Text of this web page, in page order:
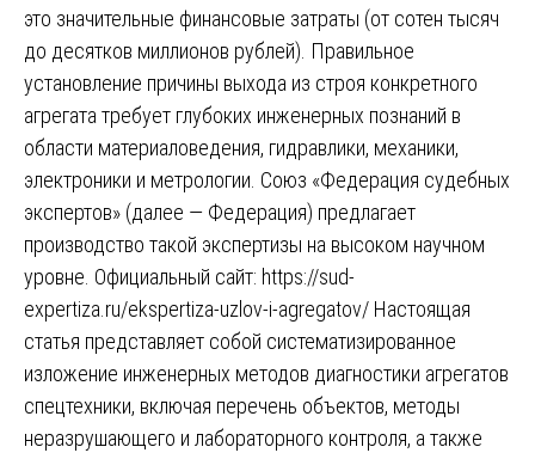
это значительные финансовые затраты (от сотен тысяч
до десятков миллионов рублей). Правильное
установление причины выхода из строя конкретного
агрегата требует глубоких инженерных познаний в
области материаловедения, гидравлики, механики,
электроники и метрологии. Союз «Федерация судебных
экспертов» (далее — Федерация) предлагает
производство такой экспертизы на высоком научном
уровне. Официальный сайт: https://sud-
expertiza.ru/ekspertiza-uzlov-i-agregatov/ Настоящая
статья представляет собой систематизированное
изложение инженерных методов диагностики агрегатов
спецтехники, включая перечень объектов, методы
неразрушающего и лабораторного контроля, а также